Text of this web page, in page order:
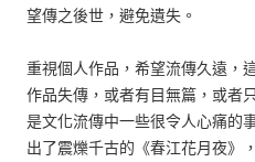
望傳之後世，避免遺失。
重視個人作品，希望流傳久遠，
作品失傳，或者有目無篇，或者
是文化流傳中一些很令人心痛的
出了震爍千古的《春江花月夜》